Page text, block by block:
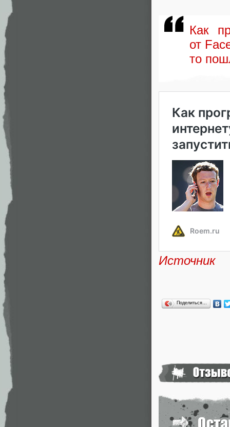
Как
от
то
Источник
Поделиться…